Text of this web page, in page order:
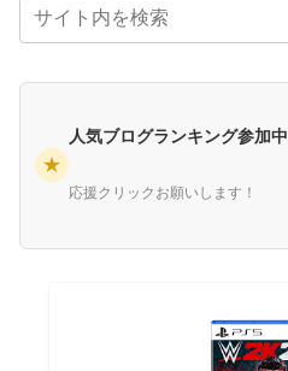
★
人気ブログランキング参加中
応援クリックお願いします！